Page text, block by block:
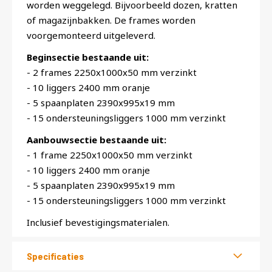
worden weggelegd. Bijvoorbeeld dozen, kratten
of magazijnbakken. De frames worden
voorgemonteerd uitgeleverd.
Beginsectie bestaande uit:
- 2 frames 2250x1000x50 mm verzinkt
- 10 liggers 2400 mm oranje
- 5 spaanplaten 2390x995x19 mm
- 15 ondersteuningsliggers 1000 mm verzinkt
Aanbouwsectie bestaande uit:
- 1 frame 2250x1000x50 mm verzinkt
- 10 liggers 2400 mm oranje
- 5 spaanplaten 2390x995x19 mm
- 15 ondersteuningsliggers 1000 mm verzinkt
Inclusief bevestigingsmaterialen.
Specificaties